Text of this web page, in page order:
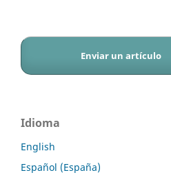
Enviar un artículo
Idioma
English
Español (España)